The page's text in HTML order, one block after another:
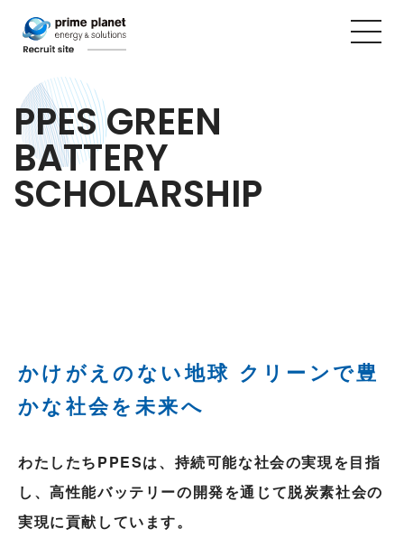
PPES GREEN
BATTERY
SCHOLARSHIP
かけがえのない地球 クリーンで豊
かな社会を未来へ
わたしたちPPESは、持続可能な社会の実現を目指
し、高性能バッテリーの開発を通じて脱炭素社会の
実現に貢献しています。